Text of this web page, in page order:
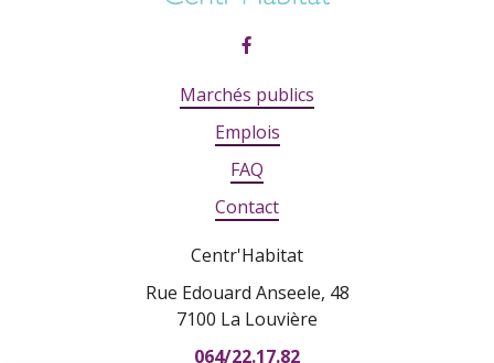
Marchés publics
Emplois
FAQ
Contact
Centr'Habitat
Rue Edouard Anseele, 48
7100 La Louvière
064/22.17.82